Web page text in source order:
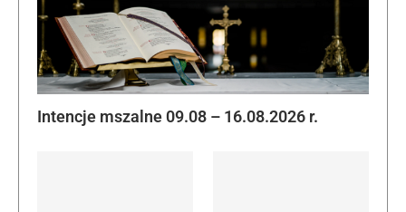
Intencje mszalne 09.08 – 16.08.2026 r.